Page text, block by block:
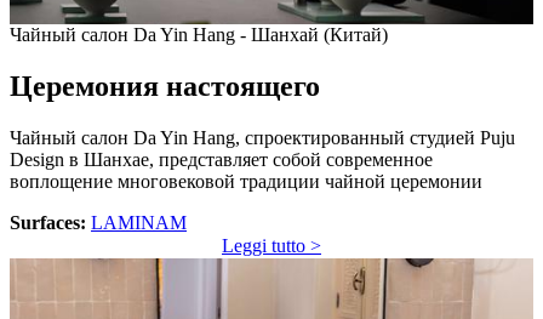
Чайный салон Da Yin Hang - Шанхай (Китай)
Церемония настоящего
Чайный салон Da Yin Hang, спроектированный студией Puju
Design в Шанхае, представляет собой современное
воплощение многовековой традиции чайной церемонии
Surfaces: LAMINAM
Leggi tutto >